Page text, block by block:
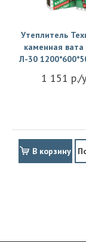
Утеплитель
каменная вата
Л-30
1 151 р./
В корзину